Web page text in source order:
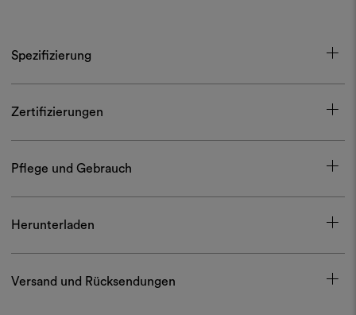
Spezifizierung
Zertifizierungen
Pflege und Gebrauch
Herunterladen
Versand und Rücksendungen